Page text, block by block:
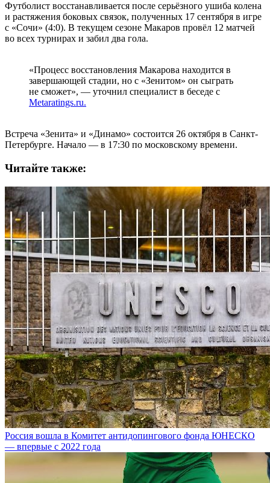
Футболист восстанавливается после серьёзного ушиба колена
и растяжения боковых связок, полученных 17 сентября в игре
с «Сочи» (4:0). В текущем сезоне Макаров провёл 12 матчей
во всех турнирах и забил два гола.
«Процесс восстановления Макарова находится в
завершающей стадии, но с «Зенитом» он сыграть
не сможет», — уточнил специалист в беседе с
Metaratings.ru.
Встреча «Зенита» и «Динамо» состоится 26 октября в Санкт-
Петербурге. Начало — в 17:30 по московскому времени.
Читайте также:
Россия вошла в Комитет антидопингового фонда ЮНЕСКО
— впервые с 2022 года